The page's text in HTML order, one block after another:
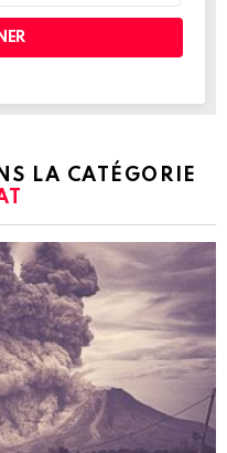
LA CATÉGORIE